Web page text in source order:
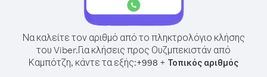
Να καλείτε τον αριθμό από το πληκτρολόγιο κλήσης
του Viber.Για κλήσεις προς Ουζμπεκιστάν από
Καμπότζη, κάντε τα εξής:+998 + Τοπικός αριθμός